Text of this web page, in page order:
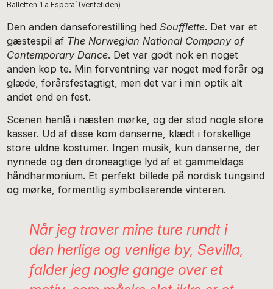
Balletten ‘La Espera’ (Ventetiden)
Den anden danseforestilling hedSoufflette. Det var et
gæstespil af The Norwegian National Company of
Contemporary Dance. Det var godt nok en noget
anden kop te. Min forventning var noget med forår og
glæde, forårsfestagtigt, men det var i min optik alt
andet end en fest.
Scenen henlå i næsten mørke, og der stod nogle store
kasser. Ud af disse kom danserne, klædt i forskellige
store uldne kostumer. Ingen musik, kun danserne, der
nynnede og den droneagtige lyd af et gammeldags
håndharmonium. Et perfekt billede på nordisk tungsind
og mørke, formentlig symboliserende vinteren.
Når jeg traver mine ture rundt i
den herlige og venlige by, Sevilla,
falder jeg nogle gange over et